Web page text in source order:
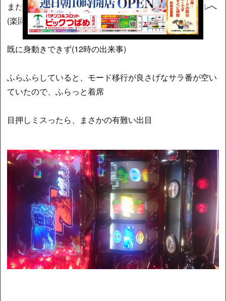
まだ時間がかかりそうだったので、準備して先にホールへ
(楽園と言う名の地獄とはよく言われたものです)
既に身動きできず(12時の出来事)
ふらふらしていると、モード移行が良さげなサラ番が空い
ていたので、ふらっと着席
目押しミスったら、まさかの有難い出目